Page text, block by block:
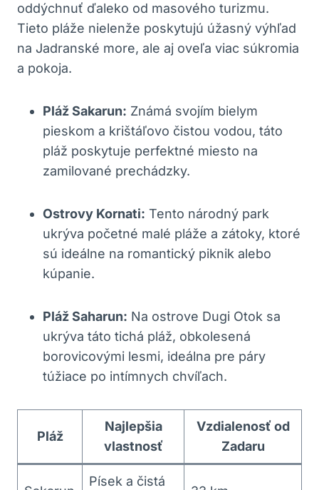
oddýchnuť ďaleko od masového turizmu.
Tieto pláže nielenže poskytujú úžasný výhľad
na Jadranské more, ale aj oveľa viac súkromia
a pokoja.
Pláž Sakarun: Známá svojím bielym
pieskom a krištáľovo čistou vodou, táto
pláž poskytuje perfektné miesto na
zamilované prechádzky.
Ostrovy Kornati: Tento národný park
ukrýva početné malé pláže a zátoky, ktoré
sú ideálne na romantický piknik alebo
kúpanie.
Pláž Saharun: Na ostrove Dugi Otok sa
ukrýva táto tichá pláž, obkolesená
borovicovými lesmi, ideálna pre páry
túžiace po intímnych chvíľach.
Pláž
Najlepšia
vlastnosť
Vzdialenosť od
Zadaru
Písek a čistá